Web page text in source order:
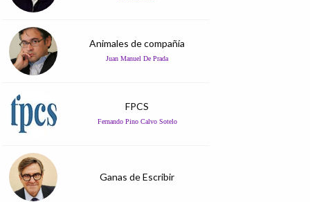
Animales de compañía
Juan Manuel De Prada
FPCS
Fernando Pino Calvo Sotelo
Ganas de Escribir